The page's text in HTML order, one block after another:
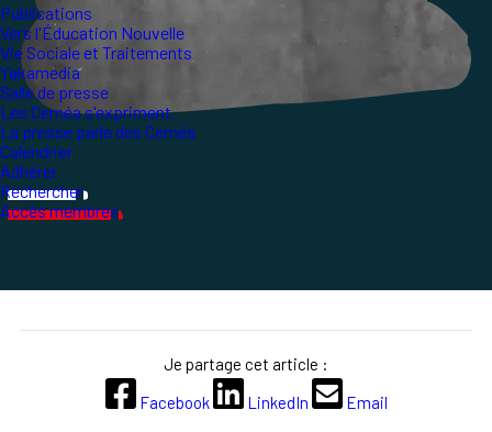
Publications
Vers l'Éducation Nouvelle
Vie Sociale et Traitements
Yakamedia
Salle de presse
Les Ceméa s'expriment
La presse parle des Ceméa
Calendrier
Adhérer
Rechercher
Accès membres
Je partage cet article :
Facebook
LinkedIn Email